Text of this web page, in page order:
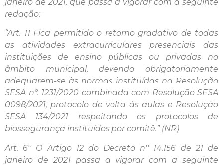
janeiro de 2021, que passa a vigorar com a seguinte
redação:
“Art. 11 Fica permitido o retorno gradativo de todas
as atividades extracurriculares presenciais das
instituições de ensino públicas ou privadas no
âmbito municipal, devendo obrigatoriamente
adequarem-se às normas instituídas na Resolução
SESA nº. 1231/2020 combinada com Resolução SESA
0098/2021, protocolo de volta às aulas e Resolução
SESA 134/2021 respeitando os protocolos de
biossegurança instituídos por comitê.” (NR)
Art. 6º O Artigo 12 do Decreto nº 14.156 de 21 de
janeiro de 2021 passa a vigorar com a seguinte